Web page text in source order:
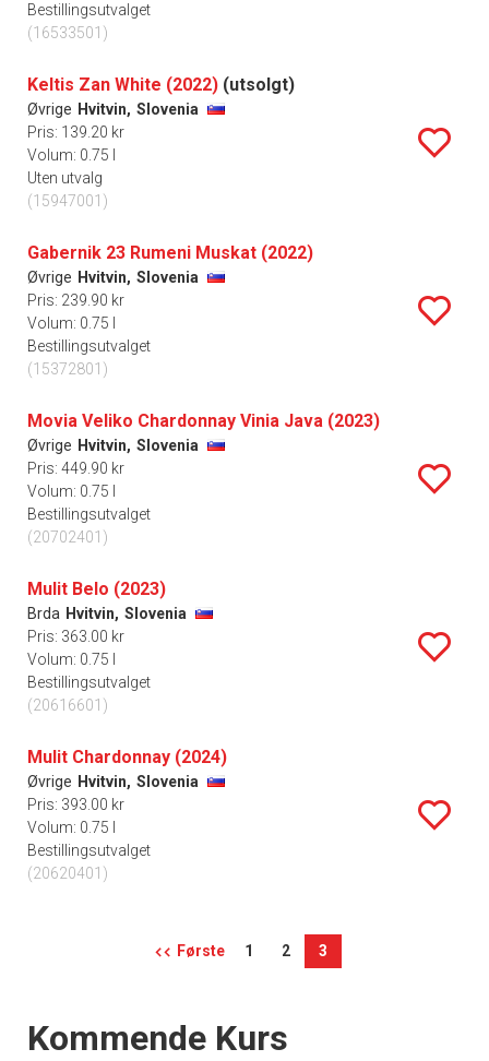
Bestillingsutvalget
(16533501)
Keltis Zan White (2022) (utsolgt)
Øvrige Hvitvin, Slovenia
Pris: 139.20 kr
Volum: 0.75 l
Uten utvalg
(15947001)
Gabernik 23 Rumeni Muskat (2022)
Øvrige Hvitvin, Slovenia
Pris: 239.90 kr
Volum: 0.75 l
Bestillingsutvalget
(15372801)
Movia Veliko Chardonnay Vinia Java (2023)
Øvrige Hvitvin, Slovenia
Pris: 449.90 kr
Volum: 0.75 l
Bestillingsutvalget
(20702401)
Mulit Belo (2023)
Brda Hvitvin, Slovenia
Pris: 363.00 kr
Volum: 0.75 l
Bestillingsutvalget
(20616601)
Mulit Chardonnay (2024)
Øvrige Hvitvin, Slovenia
Pris: 393.00 kr
Volum: 0.75 l
Bestillingsutvalget
(20620401)
Første 1 2 3
Events
Kommende Kurs